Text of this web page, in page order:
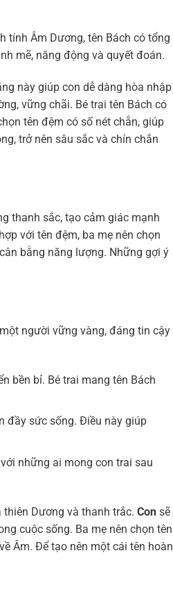
tính Âm Dương, tên Bách có tổng
mẽ, năng động và quyết đoán.
này giúp con dễ dàng hòa nhập
vững chãi. Bé trai tên Bách có
tên đệm có số nét chẵn, giúp
trở nên sâu sắc và chín chắn
thanh sắc, tạo cảm giác mạnh
với tên đệm, ba mẹ nên chọn
bằng năng lượng. Những gợi ý
người vững vàng, đáng tin cậy
bền bỉ. Bé trai mang tên Bách
đầy sức sống. Điều này giúp
những ai mong con trai sau
Dương và thanh trắc. Con sẽ
cuộc sống. Ba mẹ nên chọn tên
Âm. Để tạo nên một cái tên hoàn